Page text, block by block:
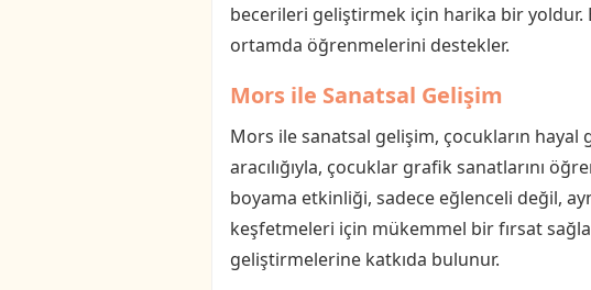
becerileri geliştirmek için harika bir yoldur.
ortamda öğrenmelerini destekler.
Mors ile Sanatsal Gelişim
Mors ile sanatsal gelişim, çocukların hayal
aracılığıyla, çocuklar grafik sanatlarını
boyama etkinliği, sadece eğlenceli değil,
keşfetmeleri için mükemmel bir fırsat
geliştirmelerine katkıda bulunur.